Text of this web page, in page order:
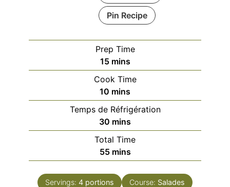
Pin Recipe
Prep Time
15minutes
mins
Cook Time
10 minutes
mins
Temps de Réfrigération
30 minutes
mins
Total Time
55minutes
mins
Servings: 4 portions Course: Salades